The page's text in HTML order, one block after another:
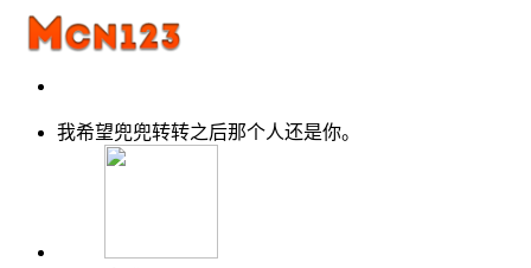
我希望兜兜转转之后那个人还是你。